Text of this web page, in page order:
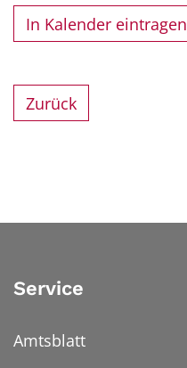
In Kalender eintragen
Zurück
Service
Amtsblatt